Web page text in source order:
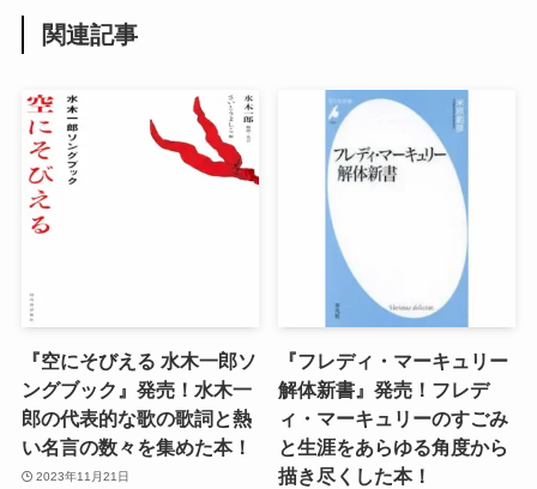
関連記事
『空にそびえる 水木一郎ソ
ングブック』発売！水木一
郎の代表的な歌の歌詞と熱
い名言の数々を集めた本！
2023年11月21日
『フレディ・マーキュリー
解体新書』発売！フレデ
ィ・マーキュリーのすごみ
と生涯をあらゆる角度から
描き尽くした本！